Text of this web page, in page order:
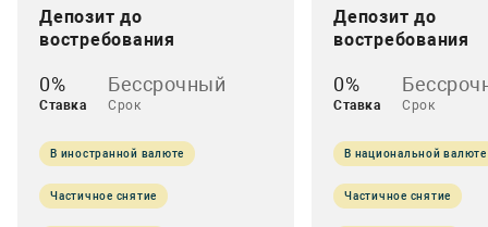
Депозит до
востребования
0%
Ставка
Бессрочный
Срок
В иностранной валюте
Частичное снятие
Депозит до
востребования
0%
Ставка Срок
В национальной валюте
Частичное снятие